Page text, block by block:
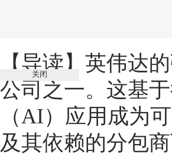
【导读】英伟达
公司之一。这基
（AI）应用成为
及其依赖的分包
关闭